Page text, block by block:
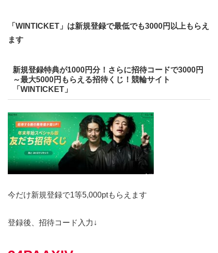
「WINTICKET」は新規登録で最低でも3000円以上もらえ
ます
新規登録特典が1000円分！さらに招待コードで3000円
～最大5000円もらえる招待くじ！競輪サイト
「WINTICKET」
今だけ新規登録で1等5,000ptもらえます
登録後、招待コード入力↓